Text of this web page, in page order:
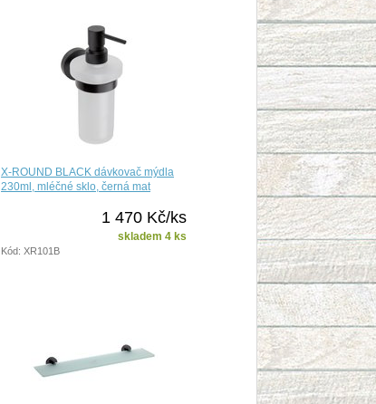
X-ROUND BLACK dávkovač mýdla
230ml, mléčné sklo, černá mat
1 470 Kč/ks
skladem 4 ks
Kód: XR101B